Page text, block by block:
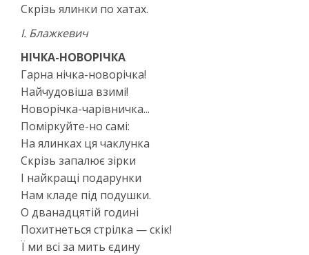
Скрізь ялинки по хатах.
І. Блажкевич
НІЧКА-НОВОРІЧКА
Гарна нічка-новорічка!
Найчудовіша взимі!
Новорічка-чарівничка...
Поміркуйте-но самі:
На ялинках ця чаклунка
Скрізь запалює зірки
І найкращі подарунки
Нам кладе під подушки.
О дванадцятій годині
Похитнеться стрілка — скік!
Ї ми всі за мить єдину